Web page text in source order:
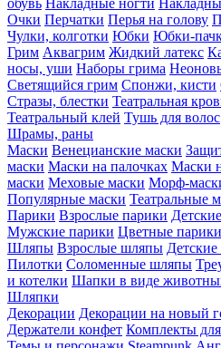
обувь Накладные ногти
Очки Перчатки Перья на голову
Чулки, колготки Юбки Юбки-
Грим Аквагрим Жидкий латекс
носы, уши Наборы грима
Светящийся грим Спонжи, кисти
Стразы, блестки Театральная
Театральный клей Тушь для волос
Шрамы, раны
Маски Венецианские маски
маски Маски на палочках Маски
маски Меховые маски Морф-
Популярные маски Театральные
Парики Взрослые парики
Мужские парики Цветные парики
Шляпы Взрослые шляпы
Пилотки Соломенные шляпы
и котелки Шапки в виде
Шляпки
Декорации Декорации на новый
Держатели конфет Комплекты